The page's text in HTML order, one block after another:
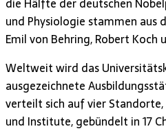
und Physiologie stammen aus
Emil von Behring, Robert Koch
Weltweit wird das
ausgezeichnete
verteilt sich auf vier Standorte,
und Institute, gebündelt in 17